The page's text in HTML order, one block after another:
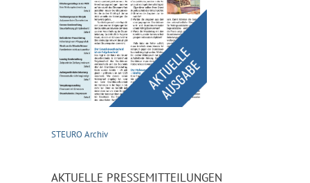
STEURO Archiv
AKTUELLE PRESSEMITTEILUNGEN